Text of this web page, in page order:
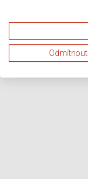
Odmítnout